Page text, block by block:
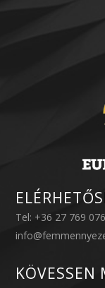
Tel: +36 27 769
KÖVESSEN